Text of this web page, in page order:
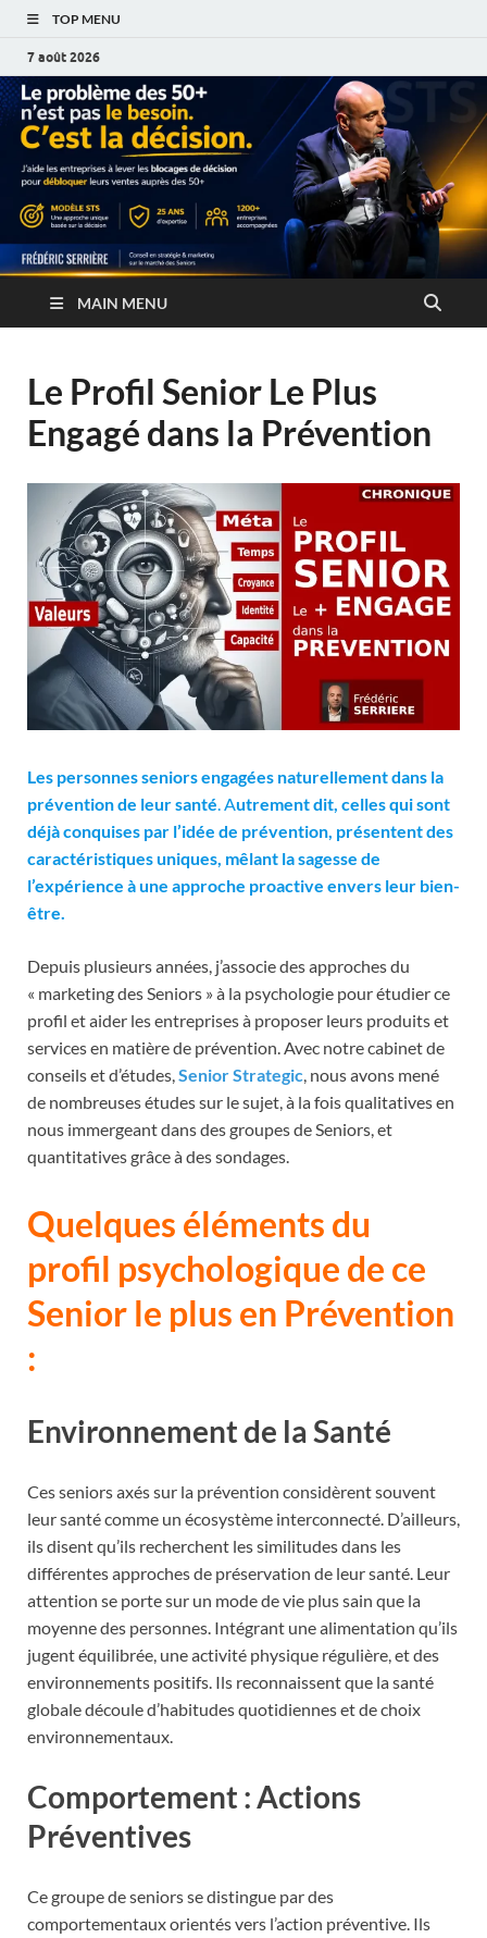
TOP MENU
7 août 2026
MAIN MENU
Le Profil Senior Le Plus
Engagé dans la Prévention
Les personnes seniors engagées naturellement dans la
prévention de leur santé.Autrement dit, celles qui sont
déjà conquises par l’idée de prévention, présentent des
caractéristiques uniques, mêlant la sagesse de
l’expérience à une approche proactive envers leur bien-
être.
Depuis plusieurs années, j’associe des approches du
« marketing des Seniors » à la psychologie pour étudier ce
profil et aider les entreprises à proposer leurs produits et
services en matière de prévention. Avec notre cabinet de
conseils et d’études,Senior Strategic, nous avons mené
de nombreuses études sur le sujet, à la fois qualitatives en
nous immergeant dans des groupes de Seniors, et
quantitatives grâce à des sondages.
Quelques éléments du
profil psychologique de ce
Senior le plus en Prévention
:
Environnement de la Santé
Ces seniors axés sur la prévention considèrent souvent
leur santé comme un écosystème interconnecté. D’ailleurs,
ils disent qu’ils recherchent les similitudes dans les
différentes approches de préservation de leur santé. Leur
attention se porte sur un mode de vie plus sain que la
moyenne des personnes. Intégrant une alimentation qu’ils
jugent équilibrée, une activité physique régulière, et des
environnements positifs. Ils reconnaissent que la santé
globale découle d’habitudes quotidiennes et de choix
environnementaux.
Comportement : Actions
Préventives
Ce groupe de seniors se distingue par des
comportementaux orientés vers l’action préventive. Ils